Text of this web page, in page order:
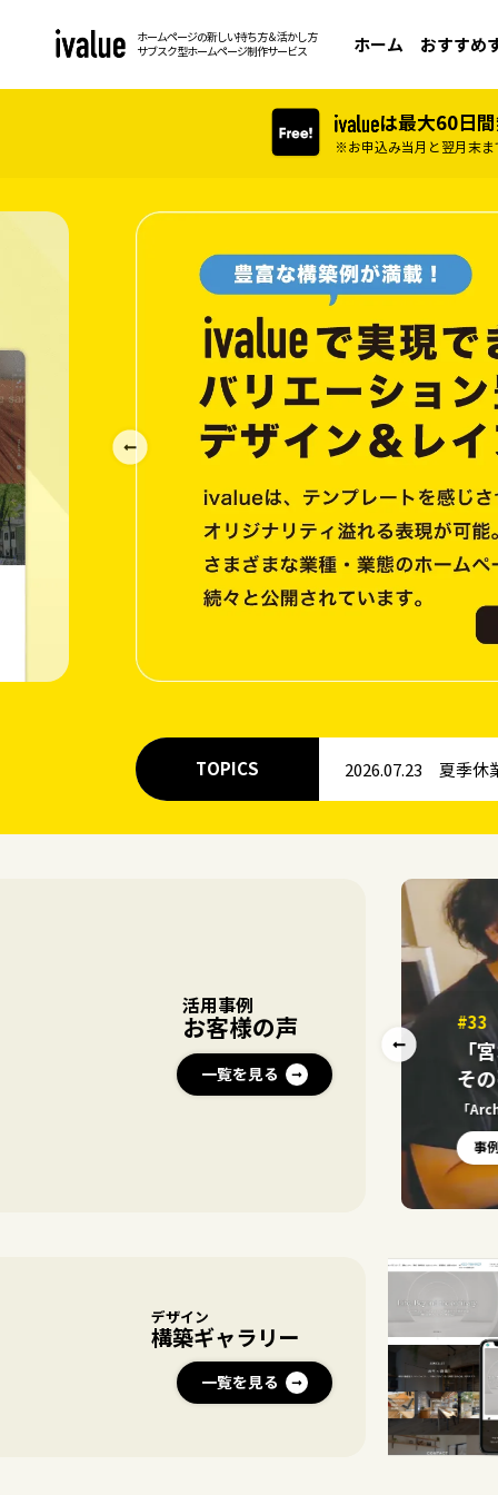
ホームページの新しい持ち方＆活かし方
サブスク型ホームページ制作サービス
ホーム おすすめ
は最大60日
※お申込み当月と翌月末
TOPICS 2026.07.23 夏季休
活用事例
お客様の声
一覧を見る
の予算確保に繋がり、
#33
「
そ
「
事
デザイン
構築ギャラリー
一覧を見る